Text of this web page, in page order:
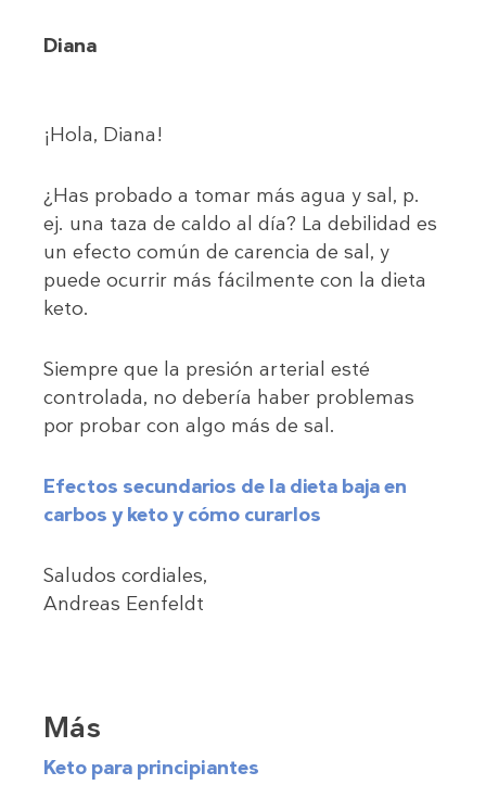
Diana
¡Hola, Diana!
¿Has probado a tomar más agua y sal, p.
ej. una taza de caldo al día? La debilidad es
un efecto común de carencia de sal, y
puede ocurrir más fácilmente con la dieta
keto.
Siempre que la presión arterial esté
controlada, no debería haber problemas
por probar con algo más de sal.
Efectos secundarios de la dieta baja en
carbos y keto y cómo curarlos
Saludos cordiales,
Andreas Eenfeldt
Más
Keto para principiantes